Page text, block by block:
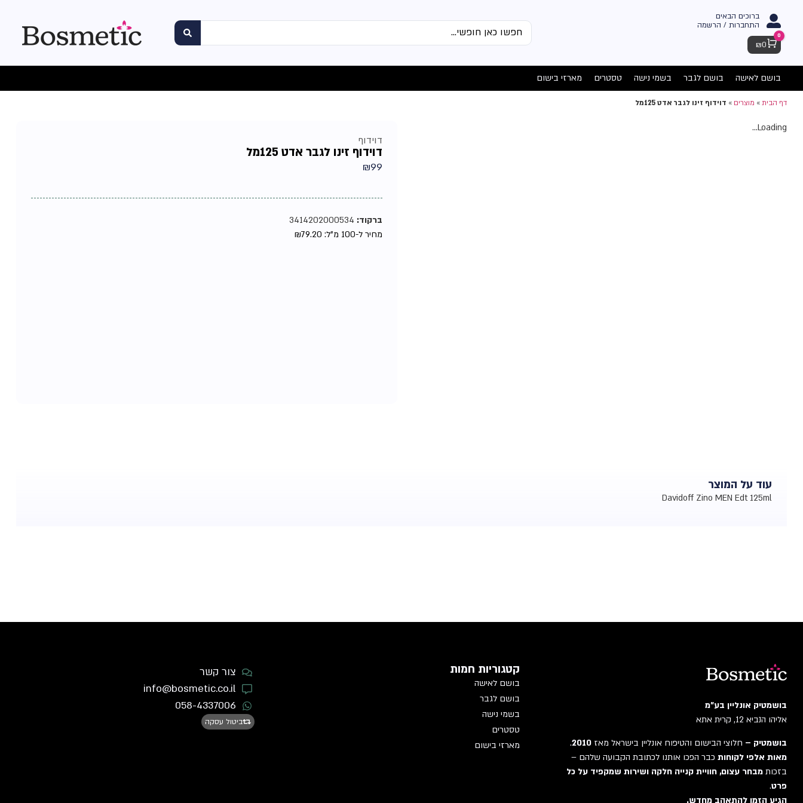
ברוכים הבאים
התחברות / הרשמה
Cart
0
₪0
בושם לאישה בושם לגבר בשמי נישה טסטרים מארזי בישום
דף הבית» מוצרים» דוידוף זינו לגבר אדט 125מל
Loading...
דוידוף
דוידוף זינו לגבר אדט 125מל
₪99
ברקוד:
מחיר ל-100 מ"ל:
₪79.20
עוד על המוצר
Davidoff Zino MEN Edt 125ml
בושמטיק אונליין בע"מ
אליהו הנביא 12, קרית אתא
בושמטיק – חלוצי הבישום והטיפוח אונליין בישראל מאז 2010
.
מאות אלפי לקוחות כבר הפכו אותנו לכתובת הקבועה שלהם –
בזכות מבחר עצום, חוויית קנייה חלקה ושירות שמקפיד על כל
פרט.
הגיע הזמן להתאהב מחדש.
קטגוריות חמות
בושם לאישה
בושם לגבר
בשמי נישה
טסטרים
מארזי בישום
צור קשר
info@bosmetic.co.il
058-4337006
ביטול עסקה